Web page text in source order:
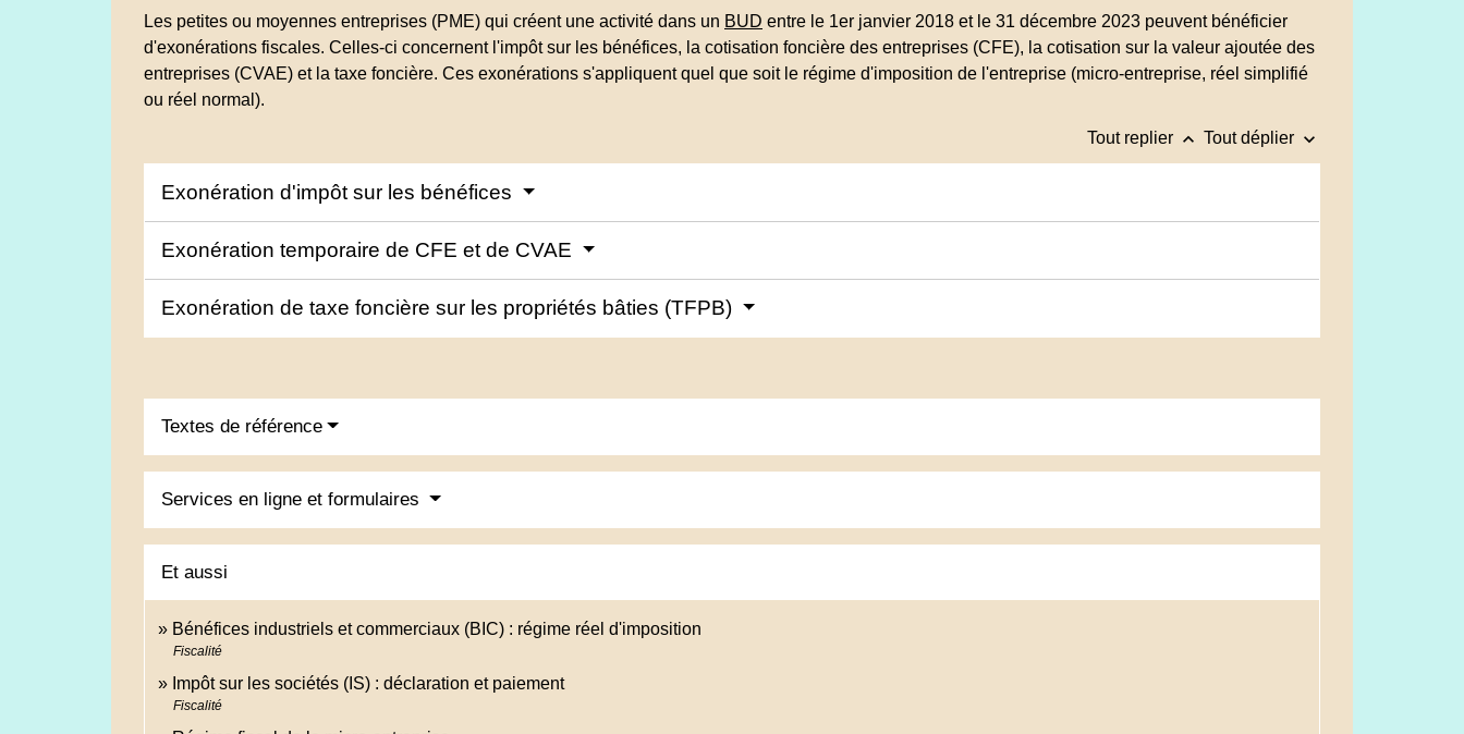
Les petites ou moyennes entreprises (PME) qui créent une activité dans un BUD entre le 1er janvier 2018 et le 31 décembre 2023 peuvent bénéficier
d'exonérations fiscales. Celles-ci concernent l'impôt sur les bénéfices, la cotisation foncière des entreprises (CFE), la cotisation sur la valeur ajoutée des
entreprises (CVAE) et la taxe foncière. Ces exonérations s'appliquent quel que soit le régime d'imposition de l'entreprise (micro-entreprise, réel simplifié
ou réel normal).
Tout replier keyboard_arrow_up Tout déplier keyboard_arrow_down
Exonération d'impôt sur les bénéfices
Exonération temporaire de CFE et de CVAE
Exonération de taxe foncière sur les propriétés bâties (TFPB)
Textes de référence
Services en ligne et formulaires
Et aussi
Bénéfices industriels et commerciaux (BIC) : régime réel d'imposition
Fiscalité
Impôt sur les sociétés (IS) : déclaration et paiement
Fiscalité